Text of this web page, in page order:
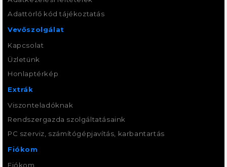
Adattörlő kód tájékoztatás
Vevőszolgálat
Kapcsolat
Üzletünk
Honlaptérkép
Extrák
Viszonteladóknak
Rendszergazda szolgáltatásaink
PC szerviz, számítógépjavítás, karbantartás
Fiókom
Fiókom